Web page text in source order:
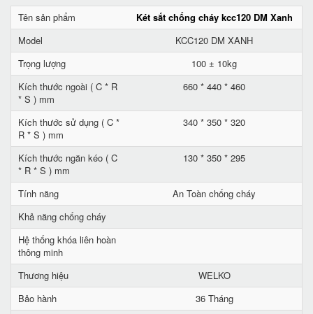
Tên sản phẩm
Két sắt chống cháy kcc120 DM Xanh
Model
KCC120 DM XANH
Trọng lượng
100 ± 10kg
Kích thước ngoài ( C * R
* S ) mm
660 * 440 * 460
Kích thước sử dụng ( C *
R * S ) mm
340 * 350 * 320
Kích thước ngăn kéo ( C
* R * S ) mm
130 * 350 * 295
Tính năng
An Toàn chống cháy
Khả năng chống cháy
Hệ thống khóa liên hoàn
thông minh
Thương hiệu
WELKO
Bảo hành
36 Tháng